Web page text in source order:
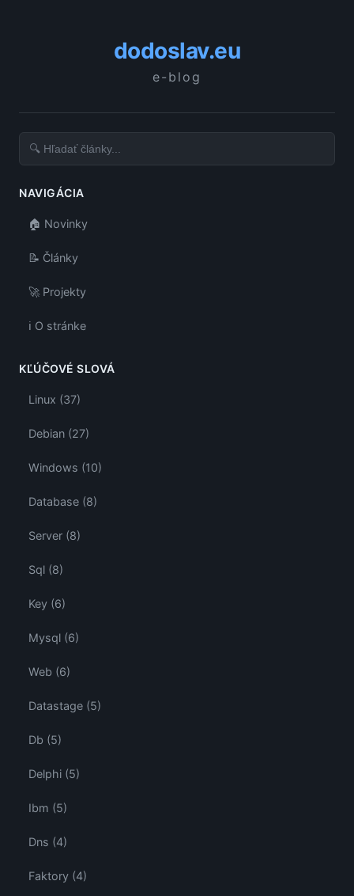
dodoslav.eu
e-blog
NAVIGÁCIA
🏠 Novinky
📝 Články
🚀 Projekty
ℹ️ O stránke
KĽÚČOVÉ SLOVÁ
Linux (37)
Debian (27)
Windows (10)
Database (8)
Server (8)
Sql (8)
Key (6)
Mysql (6)
Web (6)
Datastage (5)
Db (5)
Delphi (5)
Ibm (5)
Dns (4)
Faktory (4)